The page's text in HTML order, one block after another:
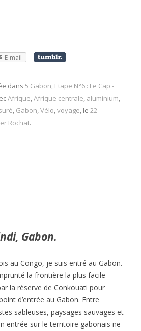
E-mail
dans 5 Gabon, Etape N°6 : Le Cap -
Afrique,Afrique centrale, aluminium,
, Gabon,Vélo,voyage, le 22
Rochat.
Gabon.
au Congo, je suis entré au Gabon.
la frontière la plus facile
la réserve de Conkouati pour
d’entrée au Gabon. Entre
sableuses, paysages sauvages et
entrée sur le territoire gabonais ne